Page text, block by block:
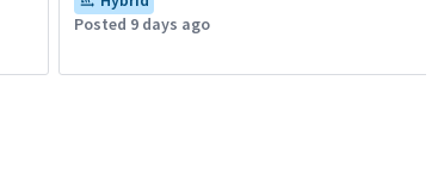
Posted 9 days ago